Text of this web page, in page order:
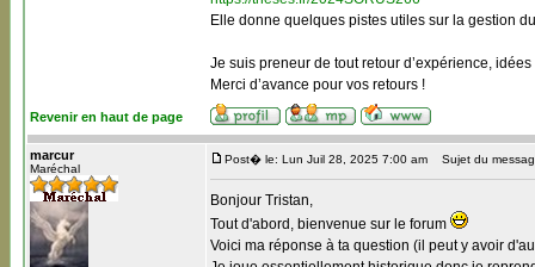
Elle donne quelques pistes utiles sur la gestion
Je suis preneur de tout retour d’expérience,
Merci d’avance pour vos retours !
Revenir en haut de page
marcur
Maréchal
Post� le: Lun Juil 28, 2025 7:00 am Sujet du
Bonjour Tristan,
Tout d'abord, bienvenue sur le forum
Voici ma réponse à ta question (il peut y avoir